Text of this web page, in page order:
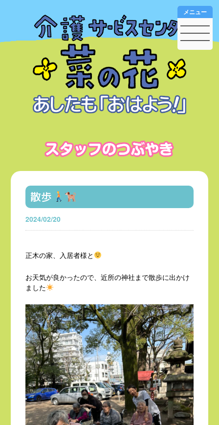
メニュー
散歩
2024/02/20
正木の家、入居者様と
お天気が良かったので、近所の神社まで散歩に出かけ
ました